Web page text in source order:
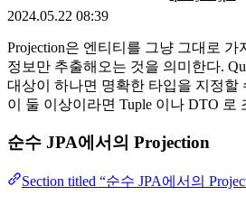
2024.05.22 08:39
Projection은 엔티티를 그냥 그대로
정보만 추출해오는 것을 의미한다.
대상이 하나면 명확한 타입을 지정할
이 둘 이상이라면 Tuple 이나 DTO 로
순수 JPA에서의 Projection
Section titled “순수 JPA에서의